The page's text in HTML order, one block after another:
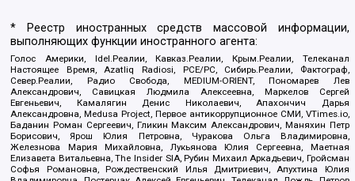
* Реестр иностранных средств массовой информации,
выполняющих функции иностранного агента:
Голос Америки, Idel.Реалии, Кавказ.Реалии, Крым.Реалии, Телеканал
Настоящее Время, Azatliq Radiosi, PCE/PC, Сибирь.Реалии, Фактограф,
Север.Реалии, Радио Свобода, MEDIUM-ORIENT, Пономарев Лев
Александрович, Савицкая Людмила Алексеевна, Маркелов Сергей
Евгеньевич, Камалягин Денис Николаевич, Апахончич Дарья
Александровна, Medusa Project, Первое антикоррупционное СМИ, VTimes.io,
Баданин Роман Сергеевич, Гликин Максим Александрович, Маняхин Петр
Борисович, Ярош Юлия Петровна, Чуракова Ольга Владимировна,
Железнова Мария Михайловна, Лукьянова Юлия Сергеевна, Маетная
Елизавета Витальевна, The Insider SIA, Рубин Михаил Аркадьевич, Гройсман
Софья Романовна, Рождественский Илья Дмитриевич, Апухтина Юлия